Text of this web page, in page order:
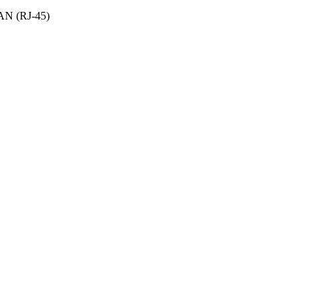
(RJ-45)